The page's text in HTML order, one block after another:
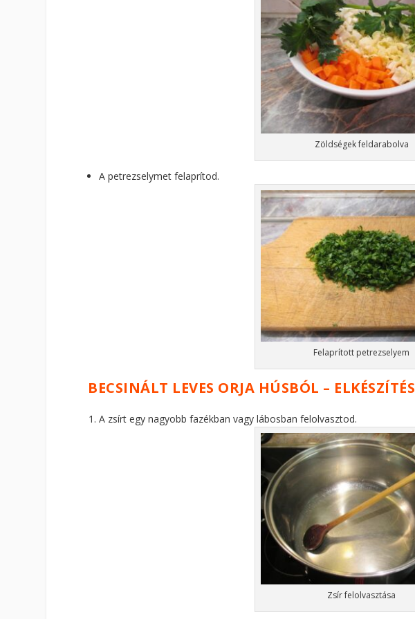
Zöldségek feldarabolva
A petrezselymet felaprítod.
Felaprított petrezselyem
BECSINÁLT LEVES ORJA HÚSBÓL – ELKÉSZÍTÉS
A zsírt egy nagyobb fazékban vagy lábosban felolvasztod.
Zsír felolvasztása